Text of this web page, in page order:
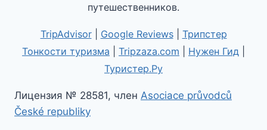
путешественников.
TripAdvisor| Google Reviews| Трипстер
Тонкости туризма
Tripzaza.com Нужен Гид
Туристер.Ру
Лицензия № 28581, член Asociace průvodců
České republiky